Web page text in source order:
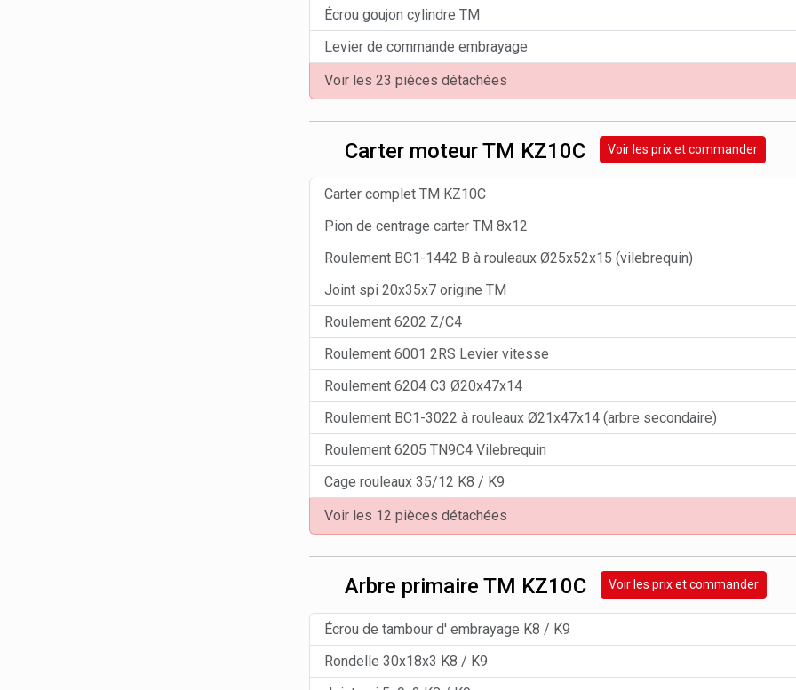
Écrou goujon cylindre TM
Levier de commande embrayage
Voir les 23 pièces détachées
Carter moteur TM KZ10C Voir les prix et commander
Carter complet TM KZ10C
Pion de centrage carter TM 8x12
Roulement BC1-1442 B à rouleaux Ø25x52x15 (vilebrequin)
Joint spi 20x35x7 origine TM
Roulement 6202 Z/C4
Roulement 6001 2RS Levier vitesse
Roulement 6204 C3 Ø20x47x14
Roulement BC1-3022 à rouleaux Ø21x47x14 (arbre secondaire)
Roulement 6205 TN9C4 Vilebrequin
Cage rouleaux 35/12 K8 / K9
Voir les 12 pièces détachées
Arbre primaire TM KZ10C Voir les prix et commander
Écrou de tambour d' embrayage K8 / K9
Rondelle 30x18x3 K8 / K9